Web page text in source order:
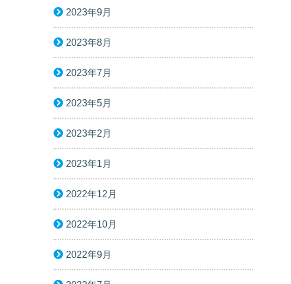
2023年9月
2023年8月
2023年7月
2023年5月
2023年2月
2023年1月
2022年12月
2022年10月
2022年9月